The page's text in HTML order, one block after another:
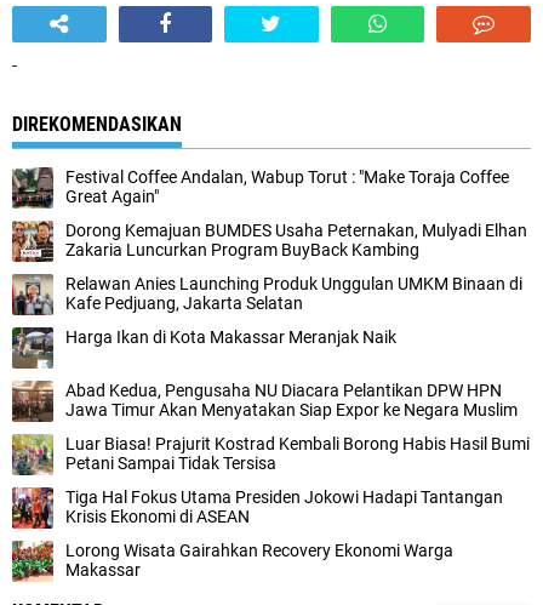
-
DIREKOMENDASIKAN
Festival Coffee Andalan, Wabup Torut : "Make Toraja Coffee
Great Again"
Dorong Kemajuan BUMDES Usaha Peternakan, Mulyadi Elhan
Zakaria Luncurkan Program BuyBack Kambing
Relawan Anies Launching Produk Unggulan UMKM Binaan di
Kafe Pedjuang, Jakarta Selatan
Harga Ikan di Kota Makassar Meranjak Naik
Abad Kedua, Pengusaha NU Diacara Pelantikan DPW HPN
Jawa Timur Akan Menyatakan Siap Expor ke Negara Muslim
Luar Biasa! Prajurit Kostrad Kembali Borong Habis Hasil Bumi
Petani Sampai Tidak Tersisa
Tiga Hal Fokus Utama Presiden Jokowi Hadapi Tantangan
Krisis Ekonomi di ASEAN
Lorong Wisata Gairahkan Recovery Ekonomi Warga
Makassar